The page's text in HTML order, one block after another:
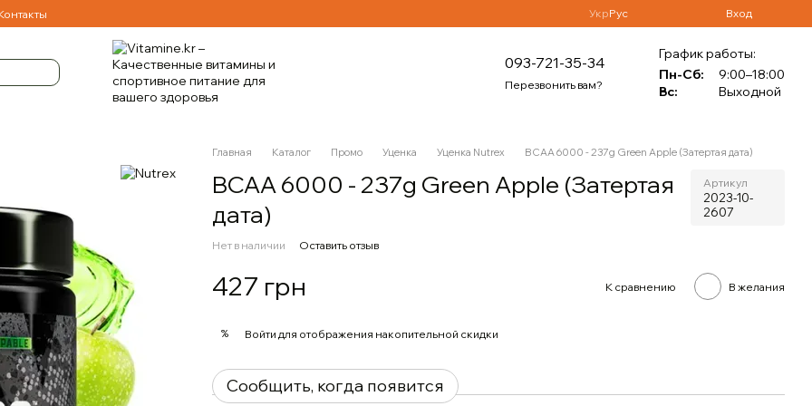
УкрРус Вход
093-721-35-34
Перезвонить вам?
График работы:
Пн-Сб:
9:00–18:00
Вс:
Выходной
Главная Каталог Промо Уценка Уценка Nutrex BCAA 6000 - 237g Green Apple (Затертая дата)
BCAA 6000 - 237g Green Apple (Затертая
дата)
Артикул
2023-10-
2607
Нет в наличии Оставить отзыв
427 грн К сравнению В желания
% Войти для отображения накопительной скидки
Сообщить, когда появится